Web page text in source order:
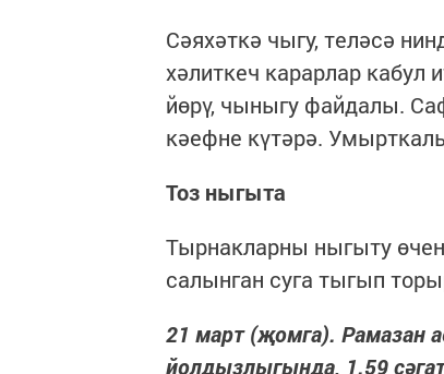
Сәяхәткә чыгу, теләсә
хәлиткеч карарлар кабул
йөрү, чыныгу файдалы.
кәефне күтәрә.
Тоз ныгыта
Тырнакларны ныгыту
салынган суга тыгып
21 март (җомга). Рамазан
йолдызлыгында, 1.59